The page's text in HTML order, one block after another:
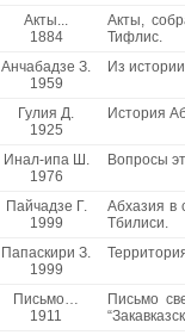
Акты...
1884
Акты,
Тифлис.
Анчабадзе З.
1959
Из
Гулия Д.
1925
История
Инал-ипа Ш.
1976
Вопросы
Пайчадзе Г.
1999
Абхазия в
Тбилиси.
Папаскири З.
1999
Письмо…
1911
Письмо